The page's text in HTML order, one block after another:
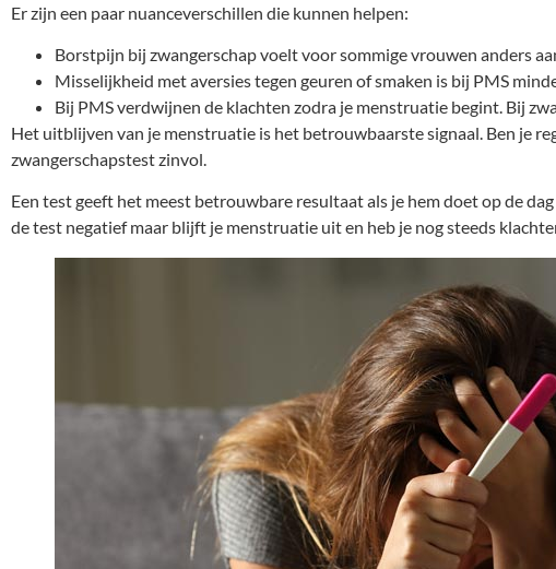
Er zijn een paar nuanceverschillen die kunnen helpen:
Borstpijn bij zwangerschap voelt voor sommige vrouwen anders
Misselijkheid met aversies tegen geuren of smaken is bij PMS
Bij PMS verdwijnen de klachten zodra je menstruatie begint. Bij
Het uitblijven van je menstruatie is het betrouwbaarste signaal. Ben je
zwangerschapstest zinvol.
Een test geeft het meest betrouwbare resultaat als je hem doet op de
de test negatief maar blijft je menstruatie uit en heb je nog steeds